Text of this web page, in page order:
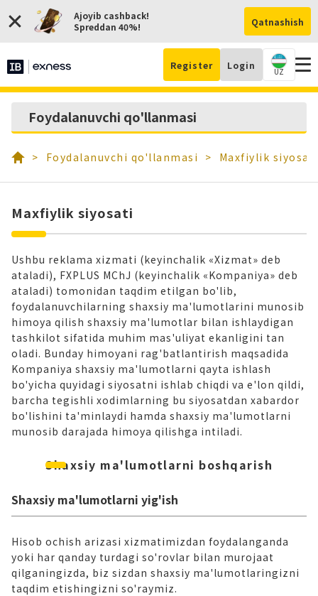
Ajoyib cashback!
Spreddan 40%!
Qatnashish
Register Login
UZ
Foydalanuvchi qo'llanmasi
Foydalanuvchi qo'llanmasi Maxfiylik siyosati
Maxfiylik siyosati
Ushbu reklama xizmati (keyinchalik «Xizmat» deb
ataladi), FXPLUS MChJ (keyinchalik «Kompaniya» deb
ataladi) tomonidan taqdim etilgan bo'lib,
foydalanuvchilarning shaxsiy ma'lumotlarini munosib
himoya qilish shaxsiy ma'lumotlar bilan ishlaydigan
tashkilot sifatida muhim mas'uliyat ekanligini tan
oladi. Bunday himoyani rag'batlantirish maqsadida
Kompaniya shaxsiy ma'lumotlarni qayta ishlash
bo'yicha quyidagi siyosatni ishlab chiqdi va e'lon qildi,
barcha tegishli xodimlarning bu siyosatdan xabardor
bo'lishini ta'minlaydi hamda shaxsiy ma'lumotlarni
munosib darajada himoya qilishga intiladi.
Shaxsiy ma'lumotlarni boshqarish
Shaxsiy ma'lumotlarni yig'ish
Hisob ochish arizasi xizmatimizdan foydalanganda
yoki har qanday turdagi so'rovlar bilan murojaat
qilganingizda, biz sizdan shaxsiy ma'lumotlaringizni
taqdim etishingizni so'raymiz.